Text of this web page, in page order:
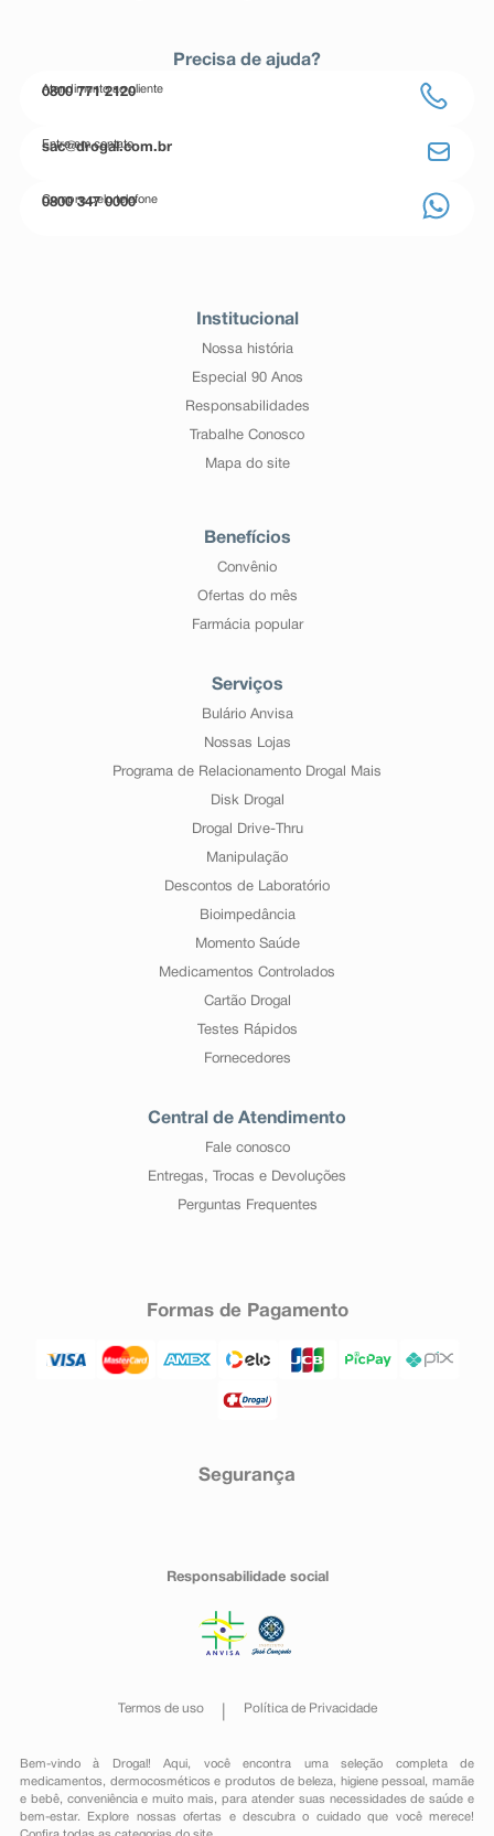
Precisa de ajuda?
Atendimento ao cliente
0800 771 2120
Entre em contato
sac@drogal.com.br
Compre pelo telefone
0800 347 0000
Institucional
Nossa história
Especial 90 Anos
Responsabilidades
Trabalhe Conosco
Mapa do site
Benefícios
Convênio
Ofertas do mês
Farmácia popular
Serviços
Bulário Anvisa
Nossas Lojas
Programa de Relacionamento Drogal Mais
Disk Drogal
Drogal Drive-Thru
Manipulação
Descontos de Laboratório
Bioimpedância
Momento Saúde
Medicamentos Controlados
Cartão Drogal
Testes Rápidos
Fornecedores
Central de Atendimento
Fale conosco
Entregas, Trocas e Devoluções
Perguntas Frequentes
Formas de Pagamento
Segurança
Responsabilidade social
Termos de uso Política de Privacidade
Bem-vindo à Drogal! Aqui, você encontra uma seleção completa de
medicamentos , dermocosméticos e produtos de beleza, higiene pessoal ,mamãe
e bebê, conveniênciae muito mais, para atender suas necessidades de saúde e
bem-estar. Explore nossas ofertas e descubra o cuidado que você merece!